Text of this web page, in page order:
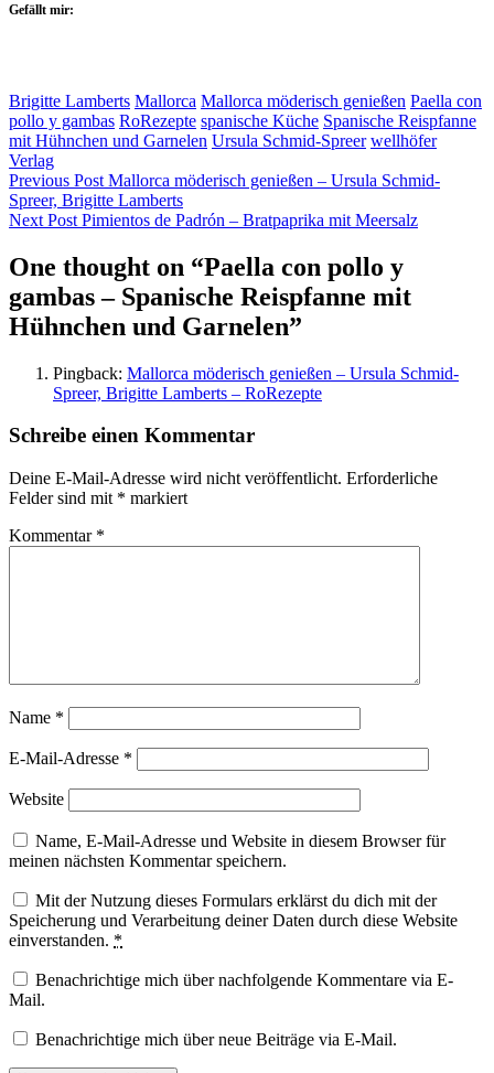
Gefällt mir:
Brigitte Lamberts Mallorca Mallorca möderisch genießen Paella con
pollo y gambas RoRezepte spanische Küche Spanische Reispfanne
mit Hühnchen und Garnelen Ursula Schmid-Spreer wellhöfer
Verlag
Beitragsnavigation
Previous Post Mallorca möderisch genießen – Ursula Schmid-
Spreer, Brigitte Lamberts
Next Post Pimientos de Padrón – Bratpaprika mit Meersalz
One thought on “Paella con pollo y
gambas – Spanische Reispfanne mit
Hühnchen und Garnelen”
Pingback: Mallorca möderisch genießen – Ursula Schmid-
Spreer, Brigitte Lamberts – RoRezepte
Schreibe einen Kommentar
Deine E-Mail-Adresse wird nicht veröffentlicht. Erforderliche
Felder sind mit * markiert
Kommentar *
Name *
E-Mail-Adresse *
Website
Name, E-Mail-Adresse und Website in diesem Browser für
meinen nächsten Kommentar speichern.
Mit der Nutzung dieses Formulars erklärst du dich mit der
Speicherung und Verarbeitung deiner Daten durch diese Website
einverstanden. *
Benachrichtige mich über nachfolgende Kommentare via E-
Mail.
Benachrichtige mich über neue Beiträge via E-Mail.